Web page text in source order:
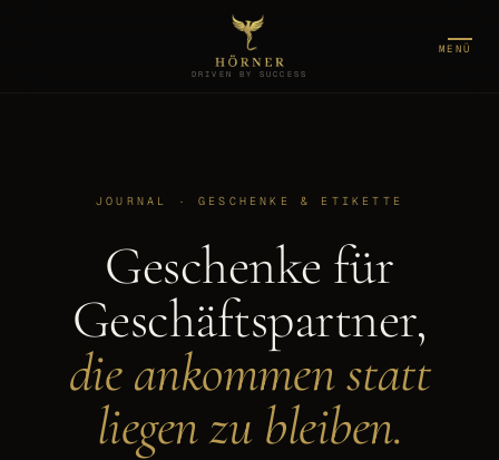
DRIVEN BY SUCCESS
MENÜ
JOURNAL · GESCHENKE & ETIKETTE
Geschenke für
Geschäftspartner,
die ankommen statt
liegen zu bleiben.